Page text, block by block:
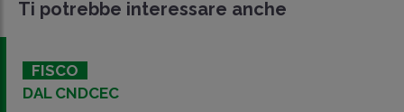
Ti potrebbe interessare anche
FISCO
DAL CNDCEC